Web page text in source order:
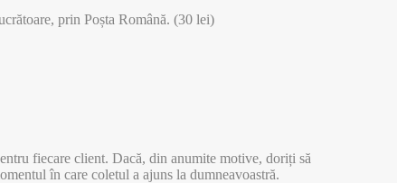
prin Poșta Română. (30 lei)
fiecare client. Dacă, din anumite motive, doriți să
în care coletul a ajuns la dumneavoastră.